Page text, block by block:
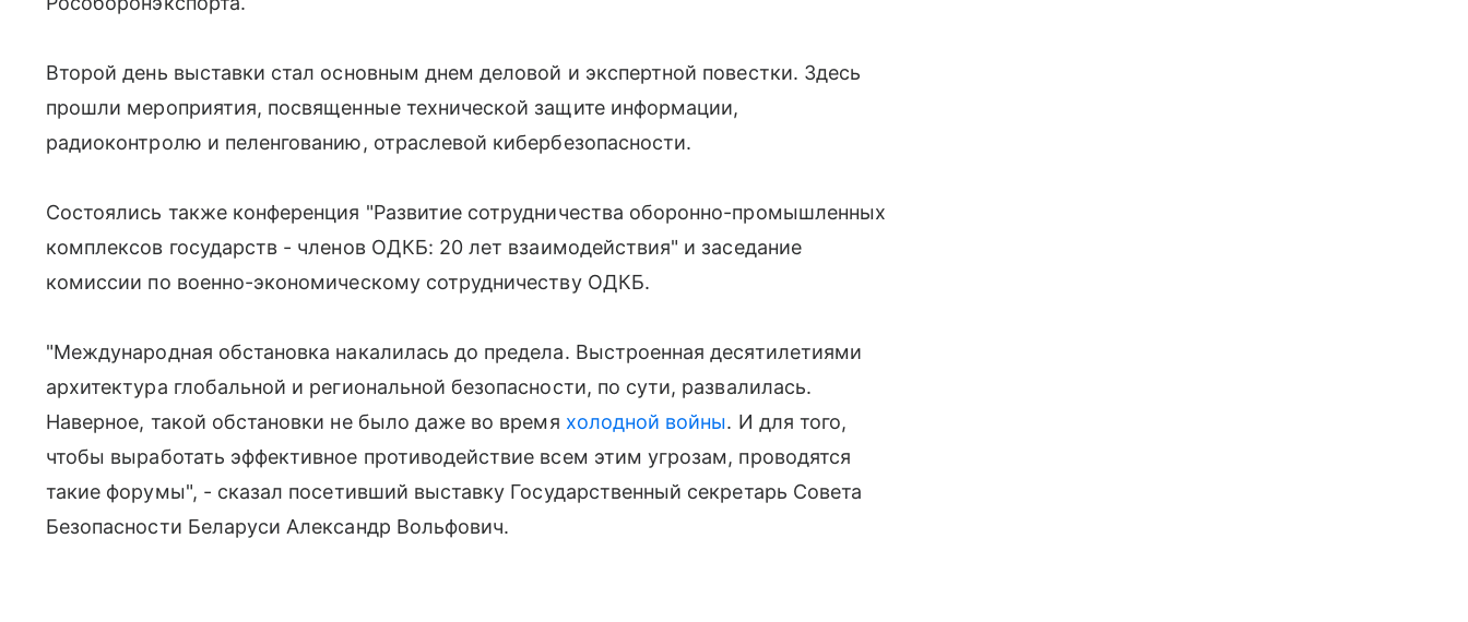
Второй день выставки стал основным днем деловой и экспертной повестки. Здесь
прошли мероприятия, посвященные технической защите информации,
радиоконтролю и пеленгованию, отраслевой кибербезопасности.
Состоялись также конференция "Развитие сотрудничества оборонно-промышленных
комплексов государств - членов ОДКБ: 20 лет взаимодействия" и заседание
комиссии по военно-экономическому сотрудничеству ОДКБ.
"Международная обстановка накалилась до предела. Выстроенная десятилетиями
архитектура глобальной и региональной безопасности, по сути, развалилась.
Наверное, такой обстановки не было даже во время холодной войны. И для того,
чтобы выработать эффективное противодействие всем этим угрозам, проводятся
такие форумы", - сказал посетивший выставку Государственный секретарь Совета
Безопасности Беларуси Александр Вольфович.